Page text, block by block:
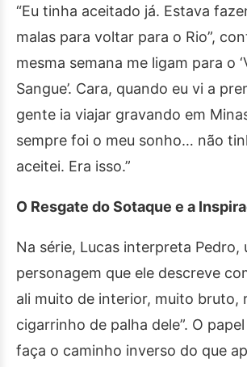
“Eu tinha aceitado já. Estava
malas para voltar para o Rio”,
mesma semana me ligam para o
Sangue’. Cara, quando eu vi a
gente ia viajar gravando em
sempre foi o meu sonho… não
aceitei. Era isso.”
O Resgate do Sotaque e a
Na série, Lucas interpreta Pedro,
personagem que ele descreve
ali muito de interior, muito bruto,
cigarrinho de palha dele”. O
faça o caminho inverso do que